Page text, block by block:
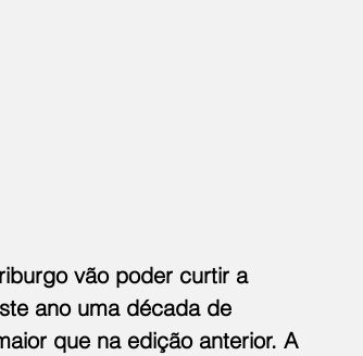
vão poder curtir a
ano uma década de
que na edição anterior. A